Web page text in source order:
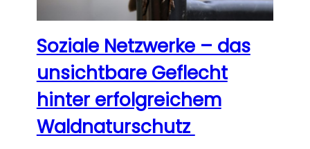
Soziale Netzwerke – das
unsichtbare Geflecht
hinter erfolgreichem
Waldnaturschutz